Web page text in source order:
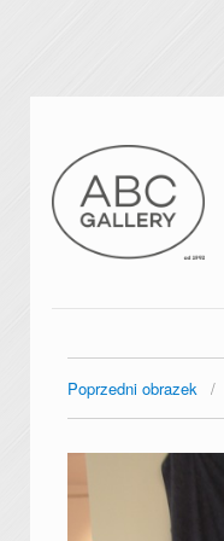
Poprzedni obrazek